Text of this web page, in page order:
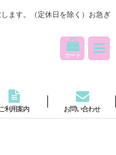
ます。（定休日を除く）お急ぎ
カート
ご利用案内 お問い合わせ